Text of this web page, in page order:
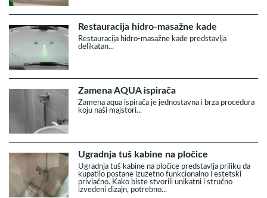
Restauracija hidro-masažne kade
Restauracija hidro-masažne kade predstavlja
delikatan...
Zamena AQUA ispirača
Zamena aqua ispirača je jednostavna i brza procedura
koju naši majstori...
Ugradnja tuš kabine na pločice
Ugradnja tuš kabine na pločice predstavlja priliku da
kupatilo postane izuzetno funkcionalno i estetski
privlačno. Kako biste stvorili unikatni i stručno
izvedeni dizajn, potrebno...